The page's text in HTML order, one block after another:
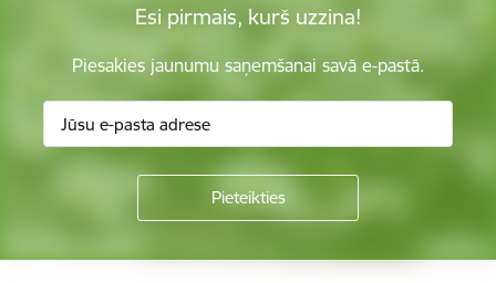
Esi pirmais, kurš uzzina!
Piesakies jaunumu saņemšanai savā e-pastā.